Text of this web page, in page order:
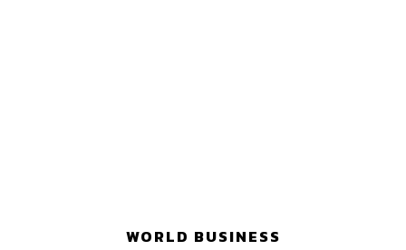
WORLD BUSINESS